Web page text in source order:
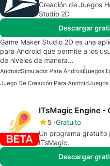
Creación de Juegos
Studio 2D
Descargar
Game Maker Studio 2D es una
para Android que permite a los
de niveles de manera…
AndroidSimulador Para AndroidJuegos
Juego De Creación Para AndroidJuegos
ITsMagic Engine -
5 Gratuito
Un programa
ITsMagic.
Descargar